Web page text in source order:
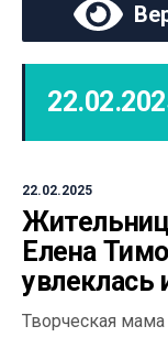
22.02.2025
Елена
увлеклась
Творческая